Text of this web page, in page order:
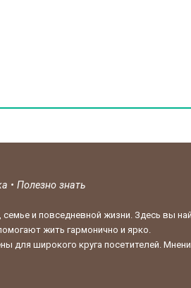
• Полезно знать
и повседневной жизни. Здесь вы
жить гармонично и ярко.
для широкого круга посетителей.